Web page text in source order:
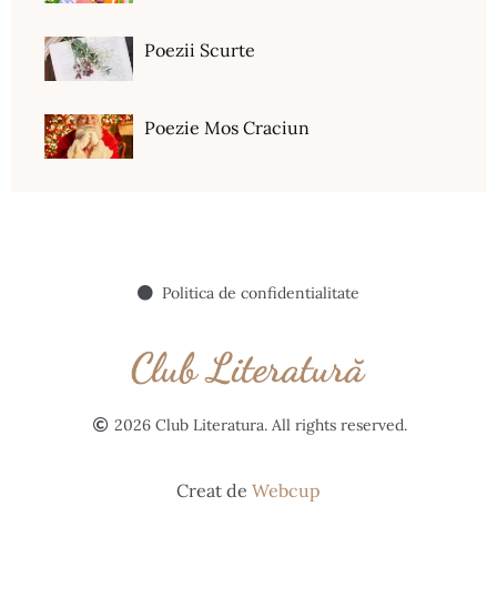
Poezii Scurte
Poezie Mos Craciun
Politica de confidentialitate
2026 Club Literatura. All rights reserved.
Creat de Webcup